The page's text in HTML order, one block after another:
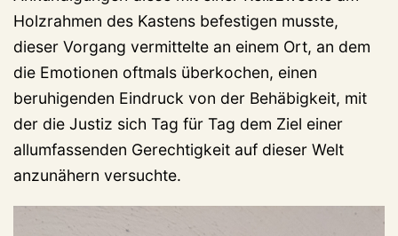
Holzrahmen des Kastens befestigen musste,
dieser Vorgang vermittelte an einem Ort, an dem
die Emotionen oftmals überkochen, einen
beruhigenden Eindruck von der Behäbigkeit, mit
der die Justiz sich Tag für Tag dem Ziel einer
allumfassenden Gerechtigkeit auf dieser Welt
anzunähern versuchte.